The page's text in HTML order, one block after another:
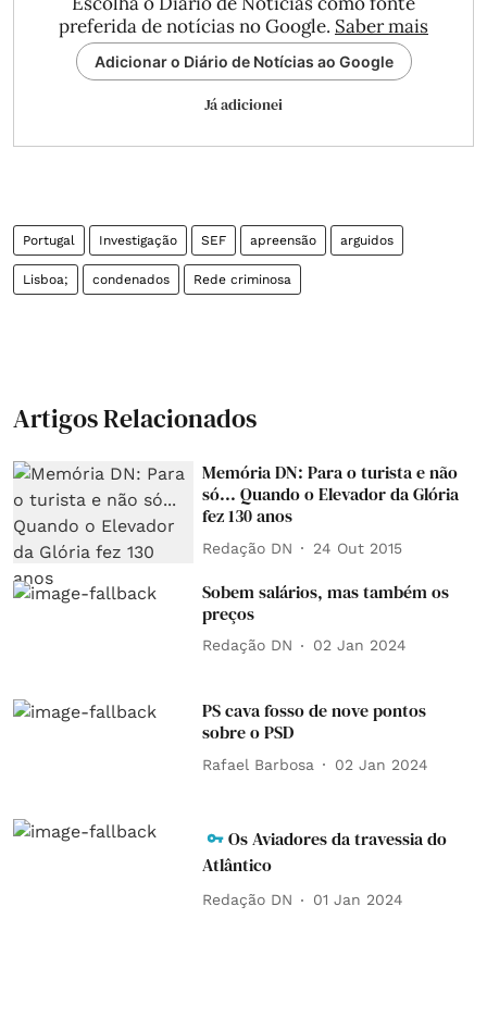
preferida de notícias no Google. Saber mais
Adicionar o Diário de Notícias ao Google
Já adicionei
Portugal Investigação SEF apreensão arguidos
Lisboa; condenados Rede criminosa
Artigos Relacionados
Memória DN: Para o turista e não
só... Quando o Elevador da Glória
fez 130 anos
Redação DN 24 Out 2015
Sobem salários, mas também os
preços
Redação DN 02 Jan 2024
PS cava fosso de nove pontos
sobre o PSD
Rafael Barbosa 02 Jan 2024
Os Aviadores da travessia do
Atlântico
Redação DN 01 Jan 2024